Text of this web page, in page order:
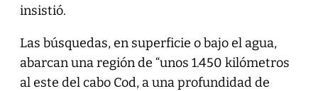
insistió.
Las búsquedas, en superficie o bajo el agua,
abarcan una región de “unos 1.450 kilómetros
al este del cabo Cod, a una profundidad de